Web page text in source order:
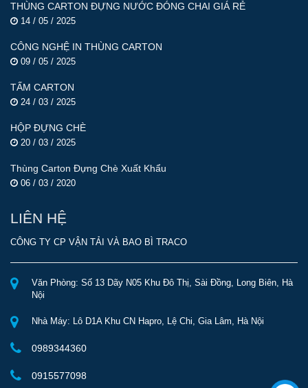
THÙNG CARTON ĐỰNG NƯỚC ĐÓNG CHAI GIÁ RẺ
14 / 05 / 2025
CÔNG NGHỆ IN THÙNG CARTON
09 / 05 / 2025
TẤM CARTON
24 / 03 / 2025
HỘP ĐỰNG CHÈ
20 / 03 / 2025
Thùng Carton Đựng Chè Xuất Khẩu
06 / 03 / 2020
LIÊN HỆ
CÔNG TY CP VẬN TẢI VÀ BAO BÌ TRACO
Văn Phòng: Số 13 Dãy N05 Khu Đô Thị, Sài Đồng, Long Biên, Hà
Nội
Nhà Máy: Lô D1A Khu CN Hapro, Lệ Chi, Gia Lâm, Hà Nội
0989344360
0915577098